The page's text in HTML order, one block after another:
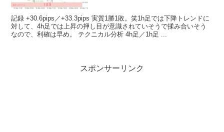
記録 +30.6pips／+33.3pips 実質1勝1敗。笑1h足では下降トレンドに
対して、4h足では上昇の押し目が意識されていそうで揉み合いそう
なので、利確は早め。 テクニカル分析 4h足／1h足 ...
スポンサーリンク